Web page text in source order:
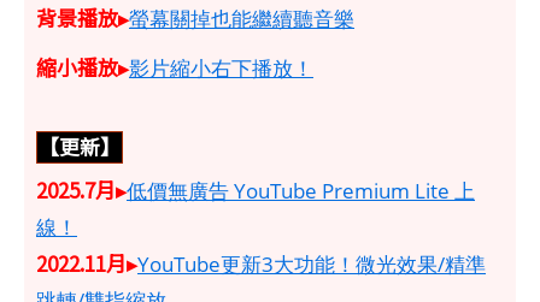
背景播放▸螢幕關掉也能繼續聽音樂
縮小播放▸影片縮小右下播放！
【更新】
2025.7月▸低價無廣告 YouTube Premium Lite 上
線！
2022.11月▸YouTube更新3大功能！微光效果/精準